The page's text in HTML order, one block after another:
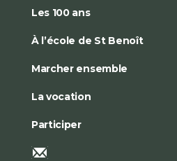
Les 100 ans
À l’école de St Benoît
Marcher ensemble
La vocation
Participer